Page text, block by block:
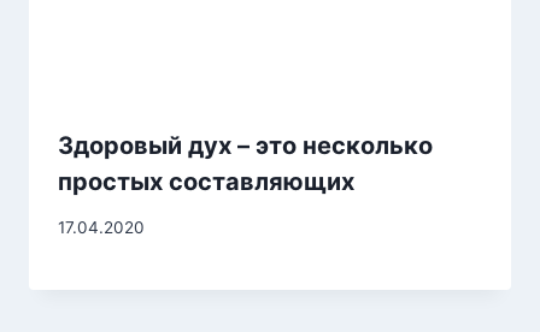
Здоровый дух – это несколько
простых составляющих
17.04.2020